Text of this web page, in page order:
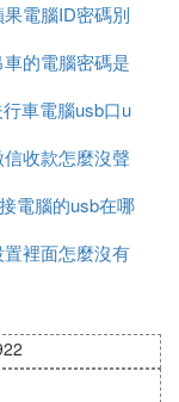
，然後會要求
時使用此新
"administrato
存在的，並且
，按F8，選
過程停止時，
地用戶owner
進入命令行模
電腦ID密碼別
人能
的電腦密碼是
什麼
車電腦usb口u
盤不識別
信收款怎麼沒聲
音
電腦的usb在哪
裡設置
置裡面怎麼沒有